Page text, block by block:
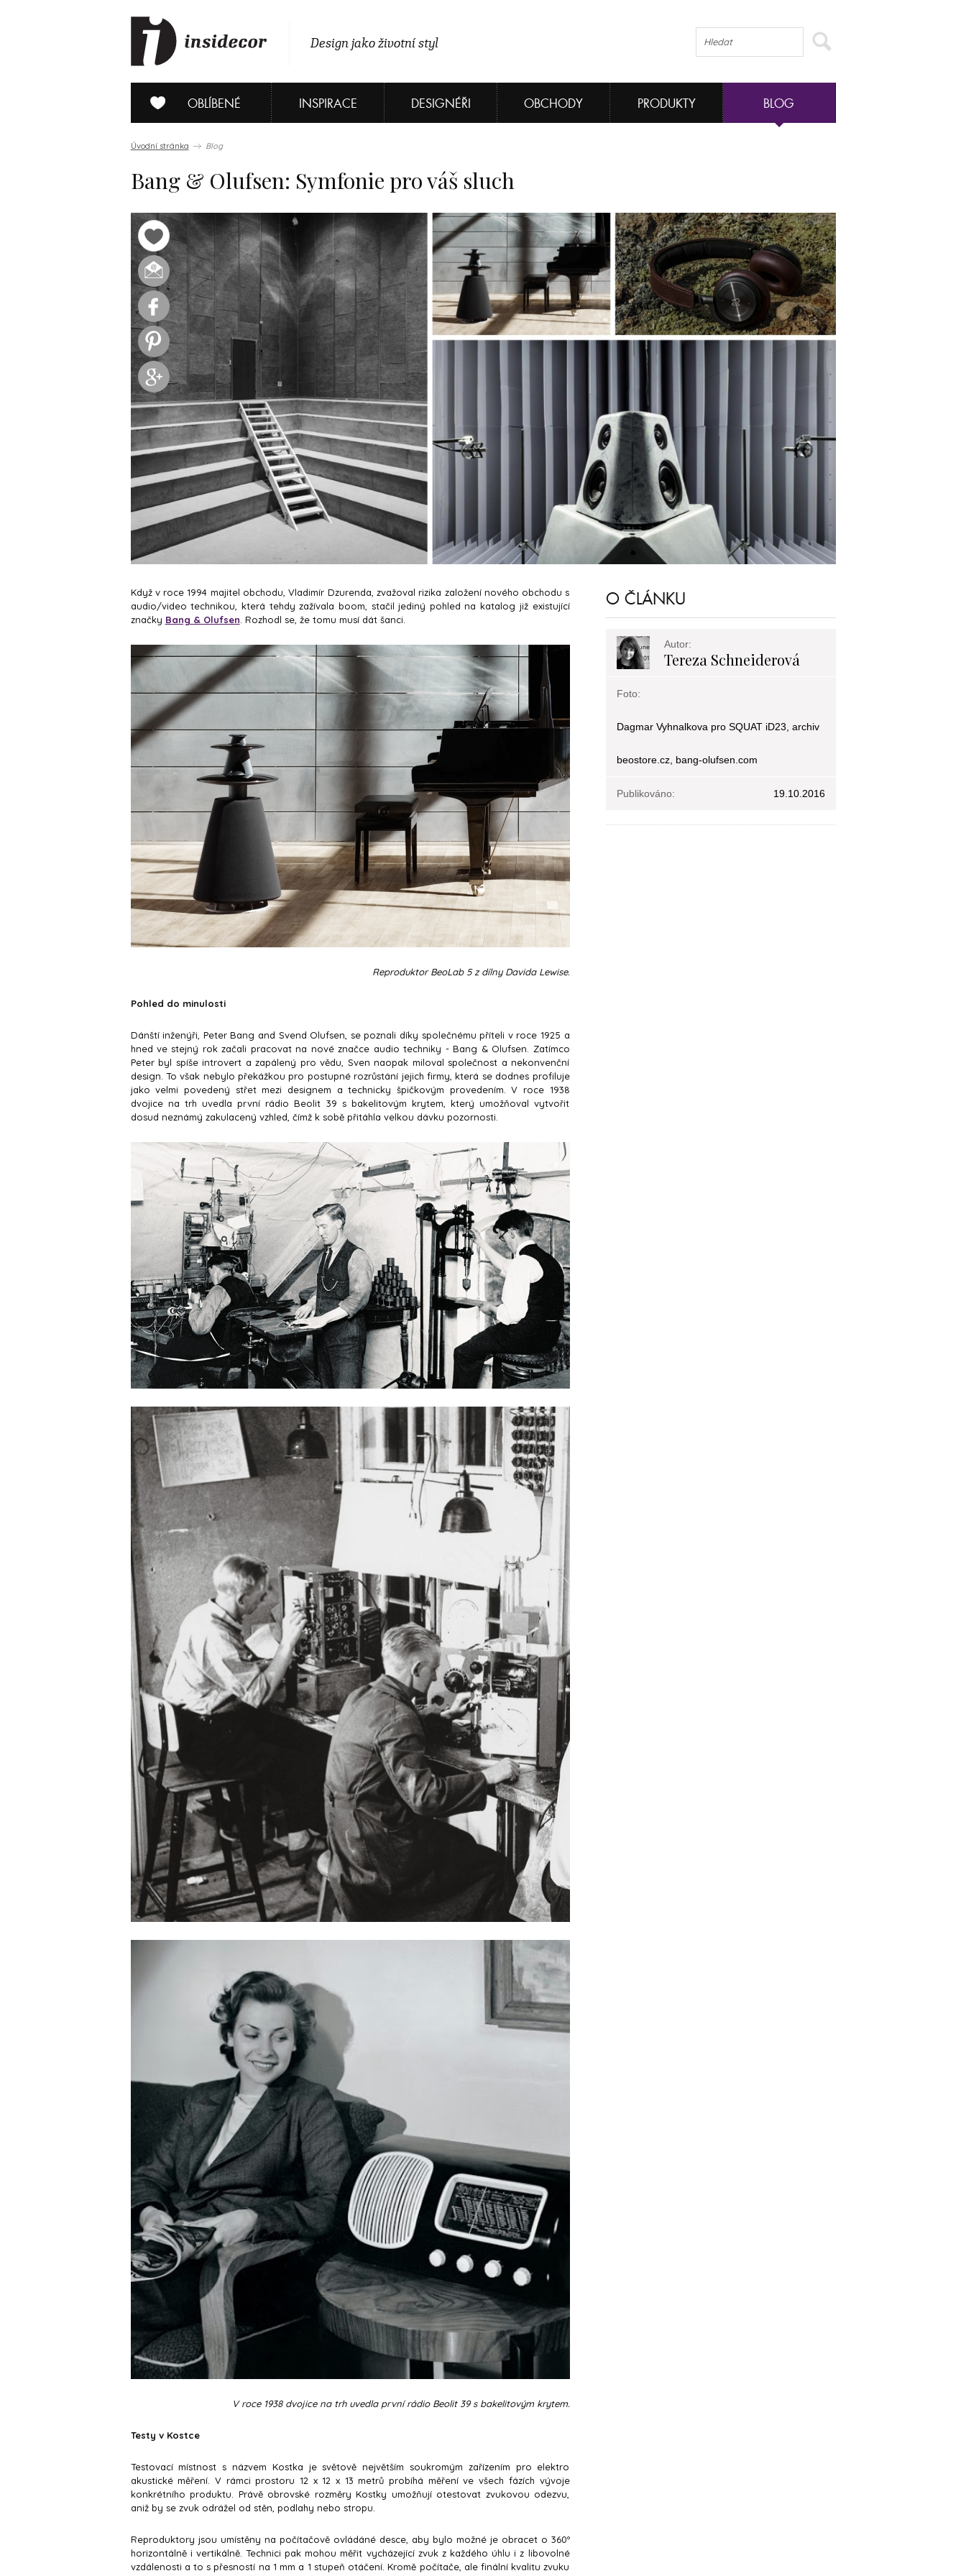
Design jako životní styl
OBLÍBENÉ INSPIRACE DESIGNÉŘI OBCHODY PRODUKTY BLOG
Úvodní stránka Blog
Bang & Olufsen: Symfonie pro váš sluch
Když v roce 1994 majitel obchodu, Vladimír Dzurenda, zvažoval rizika založení nového obchodu s
audio/video technikou, která tehdy zažívala boom, stačil jediný pohled na katalog již existující
značky Bang & Olufsen. Rozhodl se, že tomu musí dát šanci.
Reproduktor BeoLab 5 z dílny Davida Lewise.
Pohled do minulosti
Dánští inženýři, Peter Bang and Svend Olufsen, se poznali díky společnému příteli v roce 1925 a
hned ve stejný rok začali pracovat na nové značce audio techniky - Bang & Olufsen. Zatímco
Peter byl spíše introvert a zapálený pro vědu, Sven naopak miloval společnost a nekonvenční
design. To však nebylo překážkou pro postupné rozrůstání jejich firmy, která se dodnes profiluje
jako velmi povedený střet mezi designem a technicky špičkovým provedením. V roce 1938
dvojice na trh uvedla první rádio Beolit 39 s bakelitovým krytem, který umožňoval vytvořit
dosud neznámý zakulacený vzhled, čímž k sobě přitáhla velkou dávku pozornosti.
V roce 1938 dvojice na trh uvedla první rádio Beolit 39 s bakelitovým krytem.
Testy v Kostce
Testovací místnost s názvem Kostka je světově největším soukromým zařízením pro elektro
akustické měření. V rámci prostoru 12 x 12 x 13 metrů probíhá měření ve všech fázích vývoje
konkrétního produktu. Právě obrovské rozměry Kostky umožňují otestovat zvukovou odezvu,
aniž by se zvuk odrážel od stěn, podlahy nebo stropu.
Reproduktory jsou umístěny na počítačově ovládáné desce, aby bylo možné je obracet o 360º
horizontálně i vertikálně. Technici pak mohou měřit vycházející zvuk z každého úhlu i z libovolné
vzdálenosti a to s přesností na 1 mm a 1 stupeň otáčení. Kromě počítače, ale finální kvalitu zvuku
O ČLÁNKU
Autor:
Tereza Schneiderová
Foto:
Dagmar Vyhnalkova pro SQUAT iD23, archiv
beostore.cz, bang-olufsen.com
Publikováno: 19.10.2016